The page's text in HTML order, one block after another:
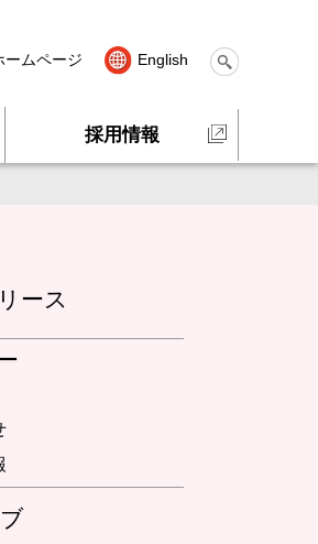
ームページ English
採用情報
ース